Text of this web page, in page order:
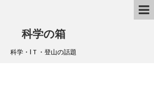
科学の箱
科学・IＴ・登山の話題